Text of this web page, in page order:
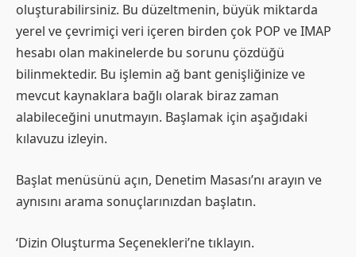
oluşturabilirsiniz. Bu düzeltmenin, büyük miktarda
yerel ve çevrimiçi veri içeren birden çok POP ve IMAP
hesabı olan makinelerde bu sorunu çözdüğü
bilinmektedir. Bu işlemin ağ bant genişliğinize ve
mevcut kaynaklara bağlı olarak biraz zaman
alabileceğini unutmayın. Başlamak için aşağıdaki
kılavuzu izleyin.
Başlat menüsünü açın, Denetim Masası’nı arayın ve
aynısını arama sonuçlarınızdan başlatın.
‘Dizin Oluşturma Seçenekleri’ne tıklayın.